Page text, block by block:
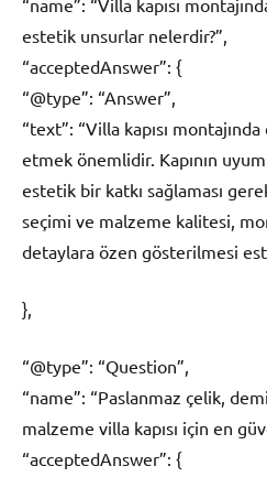
“name”: “Villa kapısı
estetik unsurlar nelerdir?”,
“acceptedAnswer”: {
“@type”: “Answer”,
“text”: “Villa kapısı
etmek önemlidir. Kapının
estetik bir katkı sağlaması
seçimi ve malzeme kalitesi,
detaylara özen gösterilmesi
},
“@type”: “Question”,
“name”: “Paslanmaz çelik,
malzeme villa kapısı için en
“acceptedAnswer”: {